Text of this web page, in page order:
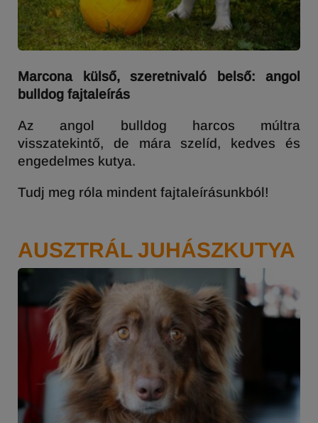
Marcona külső, szeretnivaló belső: angol
bulldog fajtaleírás
Az angol bulldog harcos múltra
visszatekintő, de mára szelíd, kedves és
engedelmes kutya.
Tudj meg róla mindent fajtaleírásunkból!
AUSZTRÁL JUHÁSZKUTYA